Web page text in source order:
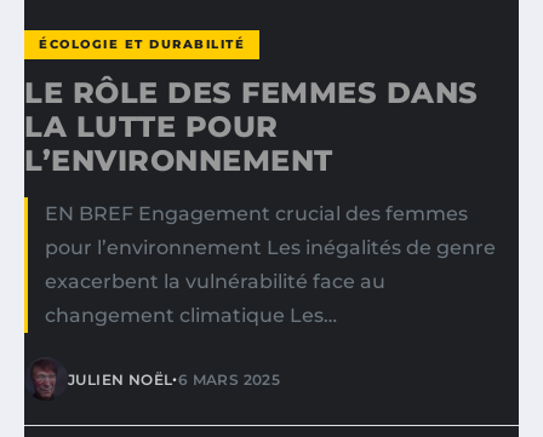
ÉCOLOGIE ET DURABILITÉ
LE RÔLE DES FEMMES DANS
LA LUTTE POUR
L’ENVIRONNEMENT
EN BREF Engagement crucial des femmes
pour l’environnement Les inégalités de genre
exacerbent la vulnérabilité face au
changement climatique Les…
JULIEN NOËL•6 MARS 2025